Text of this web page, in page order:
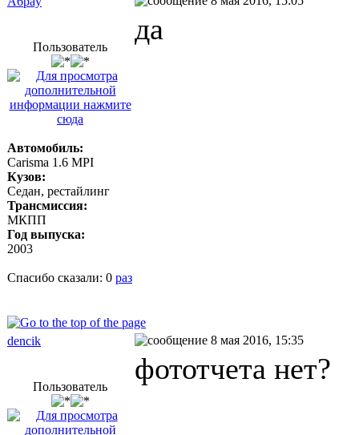
Пользователь
Автомобиль:
Carisma 1.6 MPI
Кузов:
Седан, рестайлинг
Трансмиссия:
МКПП
Год выпуска:
2003
Спасибо сказали: 0 раз
да
dencik 8 мая 2016, 15:35
Пользователь
фототчета нет?